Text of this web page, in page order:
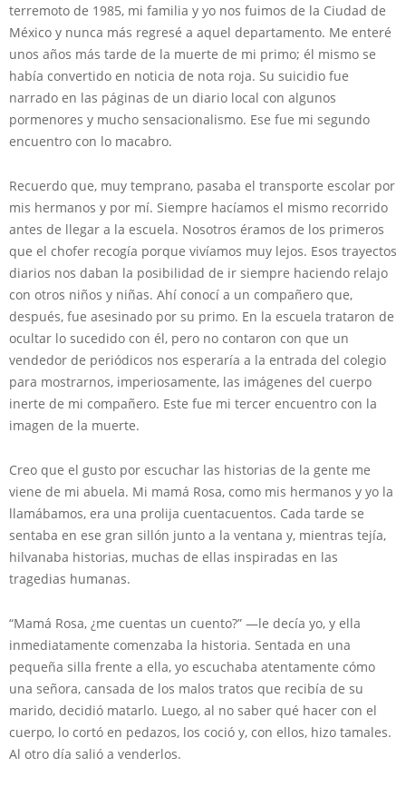
terremoto de 1985, mi familia y yo nos fuimos de la Ciudad de
México y nunca más regresé a aquel departamento. Me enteré
unos años más tarde de la muerte de mi primo; él mismo se
había convertido en noticia de nota roja. Su suicidio fue
narrado en las páginas de un diario local con algunos
pormenores y mucho sensacionalismo. Ese fue mi segundo
encuentro con lo macabro.
Recuerdo que, muy temprano, pasaba el transporte escolar por
mis hermanos y por mí. Siempre hacíamos el mismo recorrido
antes de llegar a la escuela. Nosotros éramos de los primeros
que el chofer recogía porque vivíamos muy lejos. Esos trayectos
diarios nos daban la posibilidad de ir siempre haciendo relajo
con otros niños y niñas. Ahí conocí a un compañero que,
después, fue asesinado por su primo. En la escuela trataron de
ocultar lo sucedido con él, pero no contaron con que un
vendedor de periódicos nos esperaría a la entrada del colegio
para mostrarnos, imperiosamente, las imágenes del cuerpo
inerte de mi compañero. Este fue mi tercer encuentro con la
imagen de la muerte.
Creo que el gusto por escuchar las historias de la gente me
viene de mi abuela. Mi mamá Rosa, como mis hermanos y yo la
llamábamos, era una prolija cuentacuentos. Cada tarde se
sentaba en ese gran sillón junto a la ventana y, mientras tejía,
hilvanaba historias, muchas de ellas inspiradas en las
tragedias humanas.
“Mamá Rosa, ¿me cuentas un cuento?” —le decía yo, y ella
inmediatamente comenzaba la historia. Sentada en una
pequeña silla frente a ella, yo escuchaba atentamente cómo
una señora, cansada de los malos tratos que recibía de su
marido, decidió matarlo. Luego, al no saber qué hacer con el
cuerpo, lo cortó en pedazos, los coció y, con ellos, hizo tamales.
Al otro día salió a venderlos.